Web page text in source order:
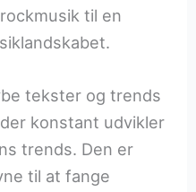
til en
tekster og trends
konstant udvikler
trends. Den er
til at fange